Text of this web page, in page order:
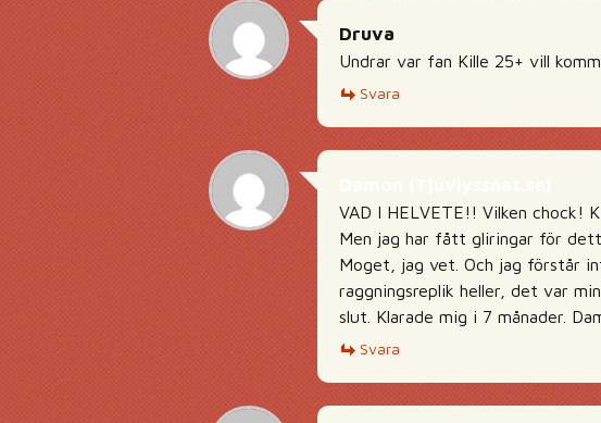
Druva
Undrar var fan Kille 25+ vill
Svara
VAD I HELVETE!! Vilken chock!
Men jag har fått gliringar för
Moget, jag vet. Och jag förstår
raggningsreplik heller, det var
slut. Klarade mig i 7 månader.
Svara